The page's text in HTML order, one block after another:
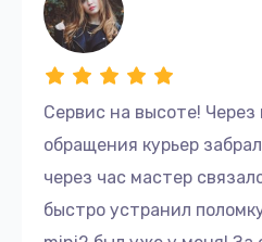
Сервис на высоте! Через
обращения курьер
через час мастер
быстро устранил